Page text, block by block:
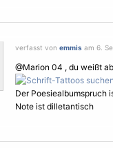
verfasst von emmis am 6.
@Marion 04 , du weißt
Der Poesiealbumspruch
Note ist dilletantisch